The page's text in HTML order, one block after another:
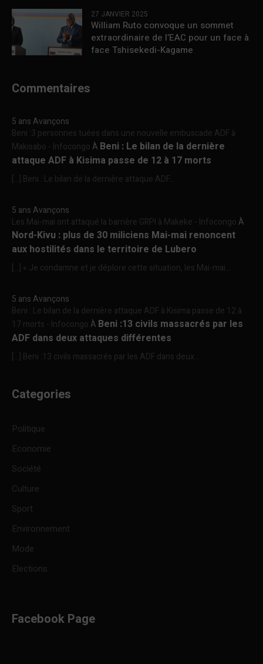
27 JANVIER 2025
William Ruto convoque un sommet
extraordinaire de l’EAC pour un face à
face Tshisekedi-Kagame
Commentaires
5 ans Avançons
Beni :3 personnes tuées dans une nouvelle embuscade ADF à
Makisabo - InfocongoÀ Beni : Le bilan de la dernière
attaque ADF à Kisima passe de 12 à 17 morts
[…] Beni : Le bilan de la dernière attaque ADF...
5 ans Avançons
Les Mai-mai ont attaqué la barrière GRPI à Makeke - InfocongoÀ
Nord-Kivu : plus de 30 miliciens Mai-mai renoncent
aux hostilités dans le territoire de Lubero
[…] « Je condamne et je déplore cette situation, les Mai-mai...
5 ans Avançons
Beni : Le bilan de la dernière attaque ADF à Kisima passe de 12 à
17 morts - InfocongoÀ Beni :13 civils massacrés par les
ADF dans deux attaques différentes
[…] Beni :13 civils massacrés par les ADF dans deux...
Categories
Politique
Economie
Société
Culture
Sport
Environnement
Mode
Elections
Facebook Page